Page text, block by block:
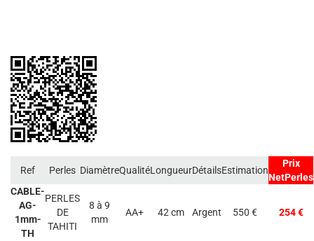
Ref Perles DiamètreQualitéLongueurDétailsEstimation
Prix
NetPerles
CABLE-
AG-
1mm-
TH
PERLES
DE
TAHITI
8 à 9
mm
AA+ 42 cm Argent 550 € 254 €